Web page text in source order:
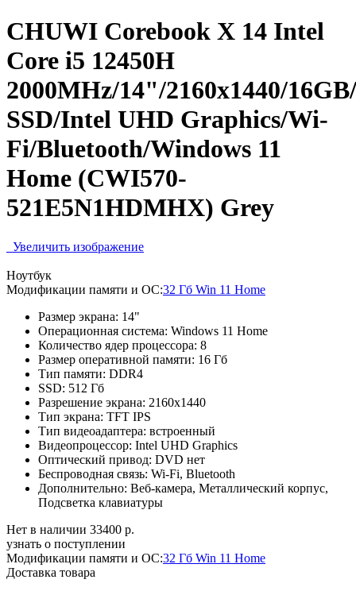
CHUWI Corebook X 14 Intel
Core i5 12450H
2000MHz/14"/2160x1440/
SSD/Intel UHD Graphics/Wi-
Fi/Bluetooth/Windows 11
Home (CWI570-
521E5N1HDMHX) Grey
Увеличить изображение
Ноутбук
Модификации памяти и ОС:32 Гб Win 11 Home
Размер экрана: 14"
Операционная система: Windows 11 Home
Количество ядер процессора: 8
Размер оперативной памяти: 16 Гб
Тип памяти: DDR4
SSD: 512 Гб
Разрешение экрана: 2160x1440
Тип экрана: TFT IPS
Тип видеоадаптера: встроенный
Видеопроцессор: Intel UHD Graphics
Оптический привод: DVD нет
Беспроводная связь: Wi-Fi, Bluetooth
Дополнительно: Веб-камера, Металлический корпус,
Подсветка клавиатуры
Нет в наличии 33400 р.
узнать о поступлении
Модификации памяти и ОС:32 Гб Win 11 Home
Доставка товара